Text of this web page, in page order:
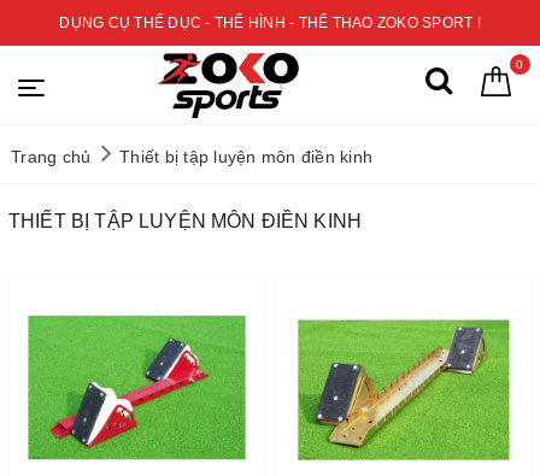
DỤNG CỤ THỂ DỤC - THỂ HÌNH - THỂ THAO ZOKO SPORT !
0
Trang chủ Thiết bị tập luyện môn điền kinh
THIẾT BỊ TẬP LUYỆN MÔN ĐIỀN KINH